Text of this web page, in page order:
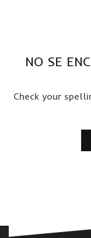
NO SE
Check your